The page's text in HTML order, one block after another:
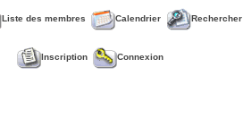
Liste des membres Calendrier Rechercher
Inscription Connexion